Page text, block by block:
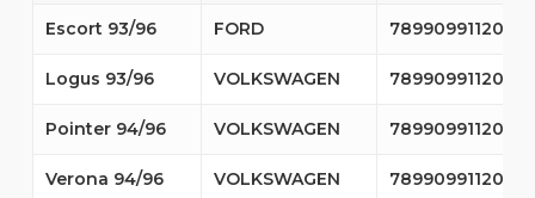
Escort 93/96 FORD 7899099112014
Logus 93/96 VOLKSWAGEN 7899099112014
Pointer 94/96 VOLKSWAGEN 7899099112014
Verona 94/96 VOLKSWAGEN 7899099112014